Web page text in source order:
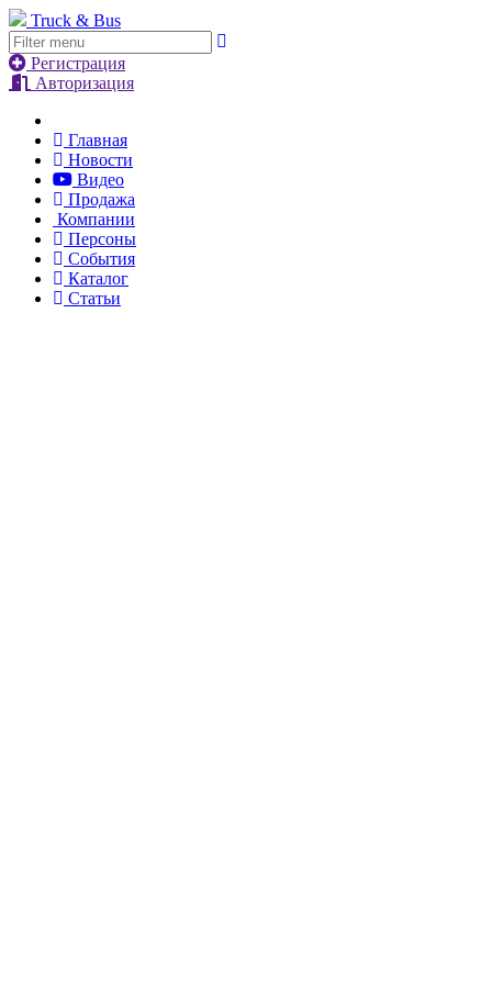
Truck & Bus
Регистрация
Авторизация
Главная
Новости
Видео
Продажа
Компании
Персоны
События
Каталог
Статьи